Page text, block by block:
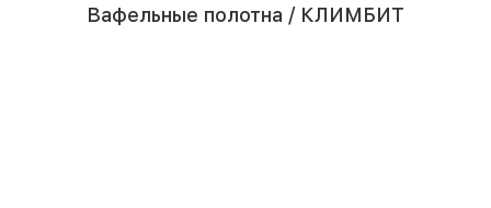
Вафельные полотна / КЛИМБИТ